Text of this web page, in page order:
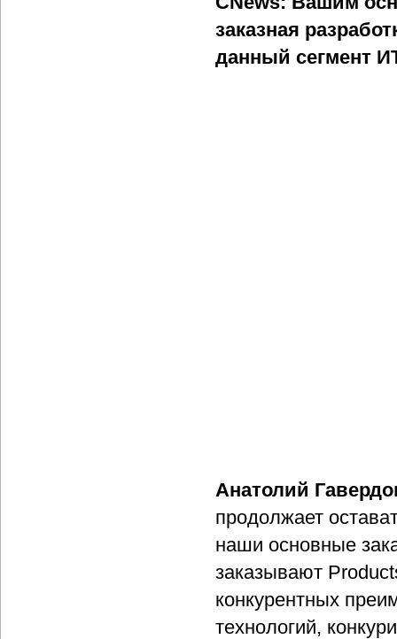
заказная
данный сегмент
Анатолий
продолжает
наши основные
заказывают
конкурентных
технологий,